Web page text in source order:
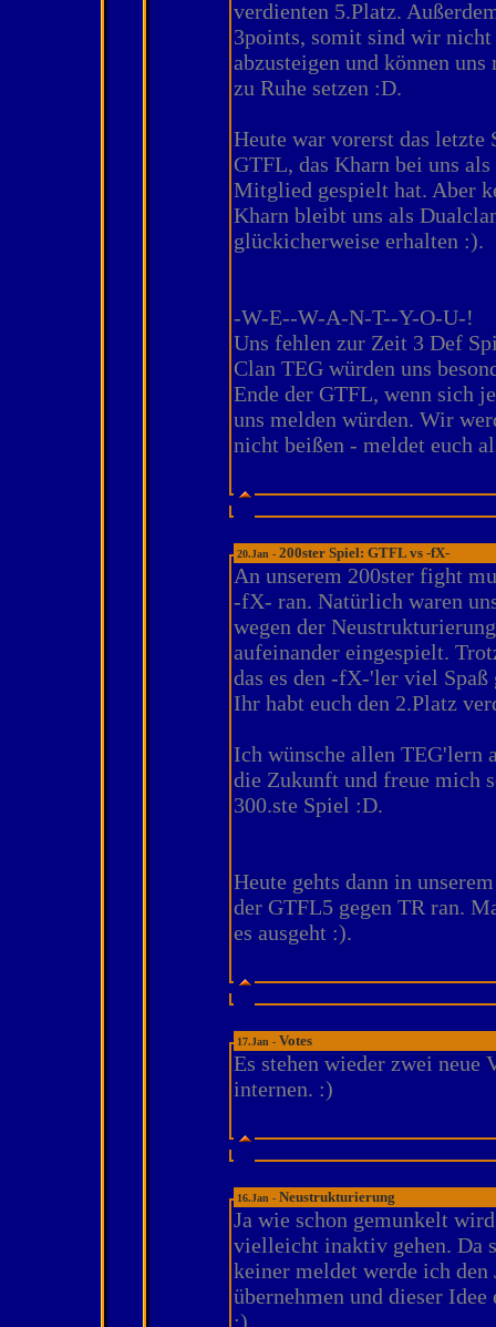
verdienten 5.Platz.
3points, somit sind wir nicht
abzusteigen und können
zu Ruhe setzen :D.
Heute war vorerst das letzte
GTFL, das Kharn bei uns
Mitglied gespielt hat. Aber
Kharn bleibt uns als
glückicherweise erhalten :).
-W-E--W-A-N-T--Y-O-U-!
Uns fehlen zur Zeit 3 Def
Clan TEG würden uns
Ende der GTFL, wenn sich
uns melden würden. Wir
nicht beißen - meldet euch
20.Jan - 200ster Spiel: GTFL vs -fX-
An unserem 200ster fight
-fX- ran. Natürlich waren
wegen der
aufeinander eingespielt.
das es den -fX-'ler viel Spaß
Ihr habt euch den 2.Platz
Ich wünsche allen TEG'lern
die Zukunft und freue mich
300.ste Spiel :D.
Heute gehts dann in
der GTFL5 gegen TR ran.
es ausgeht :).
17.Jan - Votes
Es stehen wieder zwei neue
internen. :)
16.Jan - Neustrukturierung
Ja wie schon gemunkelt
vielleicht inaktiv gehen. Da
keiner meldet werde ich den
übernehmen und dieser
;).